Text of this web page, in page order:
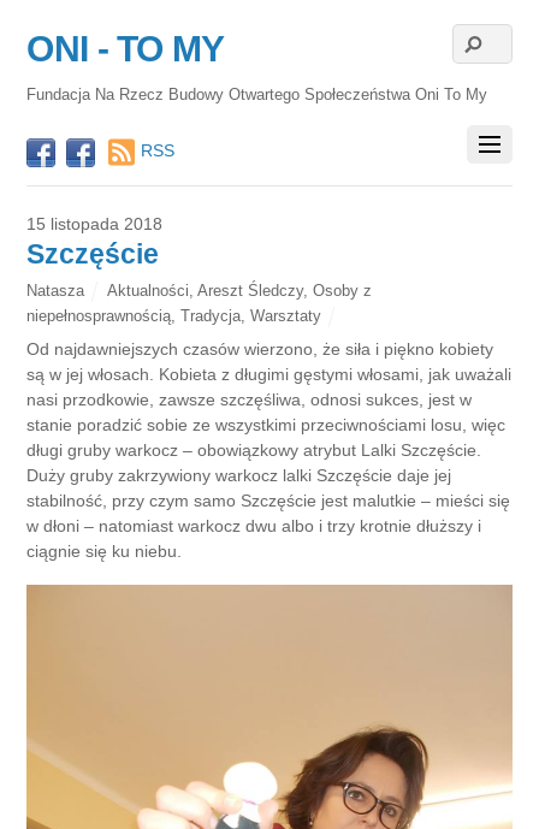
ONI - TO MY
Fundacja Na Rzecz Budowy Otwartego Społeczeństwa Oni To My
RSS
15 listopada 2018
Szczęście
Natasza Aktualności Areszt Śledczy, Osoby z
niepełnosprawnością ,Tradycja ,Warsztaty
Od najdawniejszych czasów wierzono, że siła i piękno kobiety
są w jej włosach. Kobieta z długimi gęstymi włosami, jak uważali
nasi przodkowie, zawsze szczęśliwa, odnosi sukces, jest w
stanie poradzić sobie ze wszystkimi przeciwnościami losu, więc
długi gruby warkocz – obowiązkowy atrybut Lalki Szczęście.
Duży gruby zakrzywiony warkocz lalki Szczęście daje jej
stabilność, przy czym samo Szczęście jest malutkie – mieści się
w dłoni – natomiast warkocz dwu albo i trzy krotnie dłuższy i
ciągnie się ku niebu.